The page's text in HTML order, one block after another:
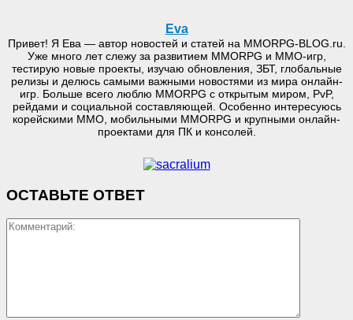
Eva
Привет! Я Ева — автор новостей и статей на MMORPG-BLOG.ru.
Уже много лет слежу за развитием MMORPG и MMO-игр,
тестирую новые проекты, изучаю обновления, ЗБТ, глобальные
релизы и делюсь самыми важными новостями из мира онлайн-
игр. Больше всего люблю MMORPG с открытым миром, PvP,
рейдами и социальной составляющей. Особенно интересуюсь
корейскими MMO, мобильными MMORPG и крупными онлайн-
проектами для ПК и консолей.
ОСТАВЬТЕ ОТВЕТ